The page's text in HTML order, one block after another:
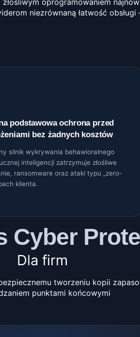
niezrównaną łatwość
podstawowa ochrona przed
bez żadnych kosztów
silnik wykrywania behawioralnego
inteligencji zatrzymuje złośliwe
ransomware oraz ataki typu „zero-
klienta.
Cyber
Dla firm
tworzeniu kopii
punktami końcowymi